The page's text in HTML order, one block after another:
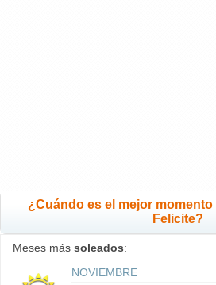
¿Cuándo es el mejor
Felicite?
Meses más soleados:
NOVIEMBRE